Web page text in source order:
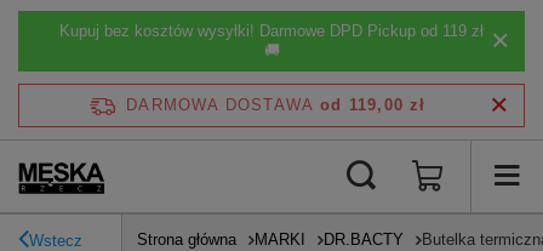
Kupuj bez kosztów wysyłki! Darmowe DPD Pickup od 119 zł
🚚
DARMOWA DOSTAWA od 119,00 zł
Wstecz Strona główna MARKI DR.BACTY Butelka